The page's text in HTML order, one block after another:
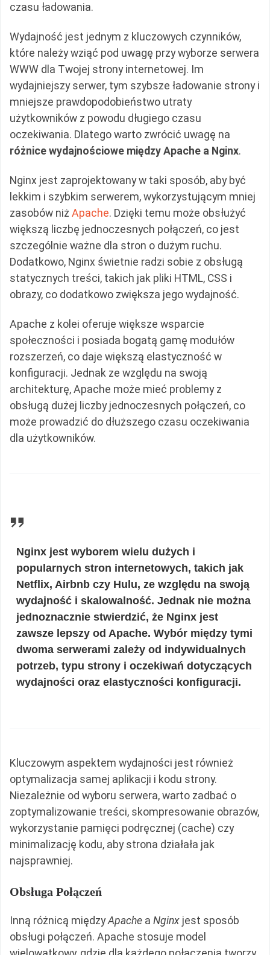
czasu ładowania.
Wydajność jest jednym z kluczowych czynników,
które należy wziąć pod uwagę przy wyborze serwera
WWW dla Twojej strony internetowej. Im
wydajniejszy serwer, tym szybsze ładowanie strony i
mniejsze prawdopodobieństwo utraty
użytkowników z powodu długiego czasu
oczekiwania. Dlatego warto zwrócić uwagę na
różnice wydajnościowe między Apache a Nginx.
Nginx jest zaprojektowany w taki sposób, aby być
lekkim i szybkim serwerem, wykorzystującym mniej
zasobów niż Apache. Dzięki temu może obsłużyć
większą liczbę jednoczesnych połączeń, co jest
szczególnie ważne dla stron o dużym ruchu.
Dodatkowo, Nginx świetnie radzi sobie z obsługą
statycznych treści, takich jak pliki HTML, CSS i
obrazy, co dodatkowo zwiększa jego wydajność.
Apache z kolei oferuje większe wsparcie
społeczności i posiada bogatą gamę modułów
rozszerzeń, co daje większą elastyczność w
konfiguracji. Jednak ze względu na swoją
architekturę, Apache może mieć problemy z
obsługą dużej liczby jednoczesnych połączeń, co
może prowadzić do dłuższego czasu oczekiwania
dla użytkowników.
Nginx jest wyborem wielu dużych i
popularnych stron internetowych, takich jak
Netflix, Airbnb czy Hulu, ze względu na swoją
wydajność i skalowalność. Jednak nie można
jednoznacznie stwierdzić, że Nginx jest
zawsze lepszy od Apache. Wybór między tymi
dwoma serwerami zależy od indywidualnych
potrzeb, typu strony i oczekiwań dotyczących
wydajności oraz elastyczności konfiguracji.
Kluczowym aspektem wydajności jest również
optymalizacja samej aplikacji i kodu strony.
Niezależnie od wyboru serwera, warto zadbać o
zoptymalizowanie treści, skompresowanie obrazów,
wykorzystanie pamięci podręcznej (cache) czy
minimalizację kodu, aby strona działała jak
najsprawniej.
Obsługa Połączeń
Inną różnicą międzyApache a Nginx jest sposób
obsługi połączeń. Apache stosuje model